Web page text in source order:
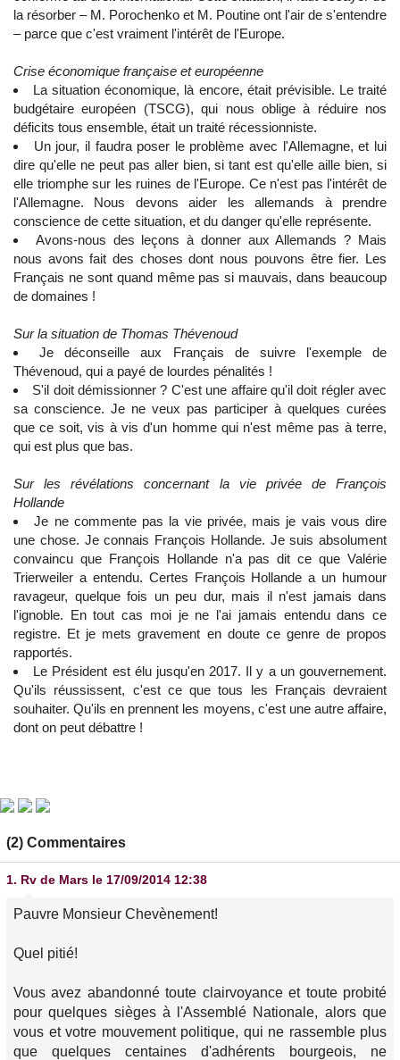
la résorber – M. Porochenko et M. Poutine ont l'air de s'entendre
– parce que c'est vraiment l'intérêt de l'Europe.
Crise économique française et européenne
La situation économique, là encore, était prévisible. Le traité
budgétaire européen (TSCG), qui nous oblige à réduire nos
déficits tous ensemble, était un traité récessionniste.
Un jour, il faudra poser le problème avec l'Allemagne, et lui
dire qu'elle ne peut pas aller bien, si tant est qu'elle aille bien, si
elle triomphe sur les ruines de l'Europe. Ce n'est pas l'intérêt de
l'Allemagne. Nous devons aider les allemands à prendre
conscience de cette situation, et du danger qu'elle représente.
Avons-nous des leçons à donner aux Allemands ? Mais
nous avons fait des choses dont nous pouvons être fier. Les
Français ne sont quand même pas si mauvais, dans beaucoup
de domaines !
Sur la situation de Thomas Thévenoud
Je déconseille aux Français de suivre l'exemple de
Thévenoud, qui a payé de lourdes pénalités !
S'il doit démissionner ? C'est une affaire qu'il doit régler avec
sa conscience. Je ne veux pas participer à quelques curées
que ce soit, vis à vis d'un homme qui n'est même pas à terre,
qui est plus que bas.
Sur les révélations concernant la vie privée de François
Hollande
Je ne commente pas la vie privée, mais je vais vous dire
une chose. Je connais François Hollande. Je suis absolument
convaincu que François Hollande n'a pas dit ce que Valérie
Trierweiler a entendu. Certes François Hollande a un humour
ravageur, quelque fois un peu dur, mais il n'est jamais dans
l'ignoble. En tout cas moi je ne l'ai jamais entendu dans ce
registre. Et je mets gravement en doute ce genre de propos
rapportés.
Le Président est élu jusqu'en 2017. Il y a un gouvernement.
Qu'ils réussissent, c'est ce que tous les Français devraient
souhaiter. Qu'ils en prennent les moyens, c'est une autre affaire,
dont on peut débattre !
(2) Commentaires
1. Rv de Mars le 17/09/2014 12:38
Pauvre Monsieur Chevènement!
Quel pitié!
Vous avez abandonné toute clairvoyance et toute probité
pour quelques sièges à l'Assemblé Nationale, alors que
vous et votre mouvement politique, qui ne rassemble plus
que quelques centaines d'adhérents bourgeois, ne